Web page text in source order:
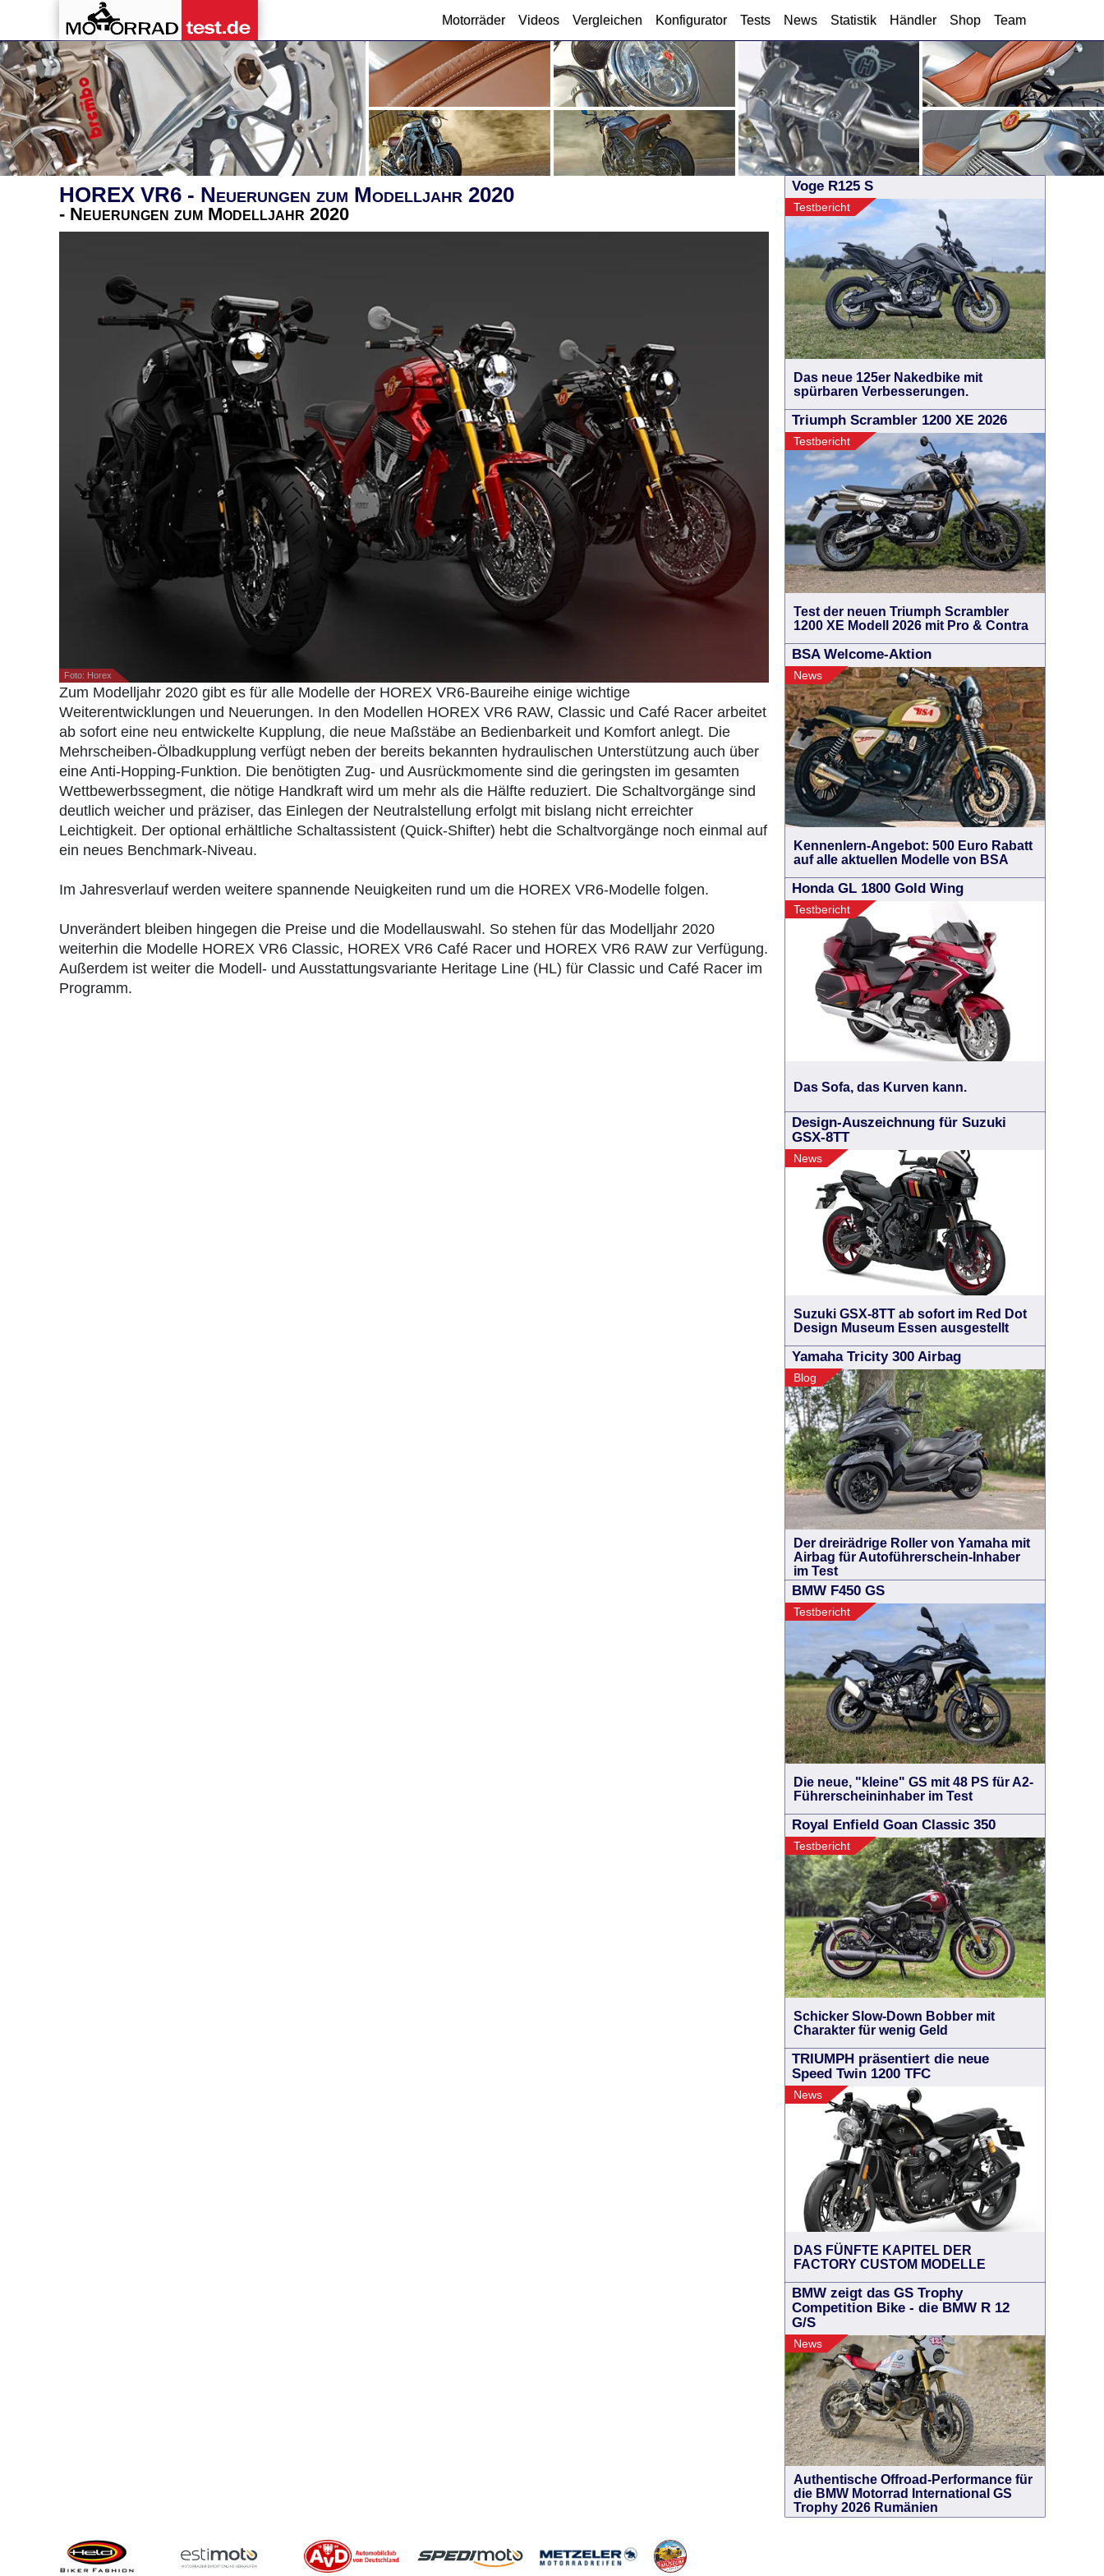
Motorräder Videos Vergleichen Konfigurator Tests News Statistik Händler Shop Team
HOREX VR6 - Neuerungen zum Modelljahr 2020
- Neuerungen zum Modelljahr 2020
Foto: Horex
Zum Modelljahr 2020 gibt es für alle Modelle der HOREX VR6-Baureihe einige wichtige
Weiterentwicklungen und Neuerungen. In den Modellen HOREX VR6 RAW, Classic und Café Racer arbeitet
ab sofort eine neu entwickelte Kupplung, die neue Maßstäbe an Bedienbarkeit und Komfort anlegt. Die
Mehrscheiben-Ölbadkupplung verfügt neben der bereits bekannten hydraulischen Unterstützung auch über
eine Anti-Hopping-Funktion. Die benötigten Zug- und Ausrückmomente sind die geringsten im gesamten
Wettbewerbssegment, die nötige Handkraft wird um mehr als die Hälfte reduziert. Die Schaltvorgänge sind
deutlich weicher und präziser, das Einlegen der Neutralstellung erfolgt mit bislang nicht erreichter
Leichtigkeit. Der optional erhältliche Schaltassistent (Quick-Shifter) hebt die Schaltvorgänge noch einmal auf
ein neues Benchmark-Niveau.
Im Jahresverlauf werden weitere spannende Neuigkeiten rund um die HOREX VR6-Modelle folgen.
Unverändert bleiben hingegen die Preise und die Modellauswahl. So stehen für das Modelljahr 2020
weiterhin die Modelle HOREX VR6 Classic, HOREX VR6 Café Racer und HOREX VR6 RAW zur Verfügung.
Außerdem ist weiter die Modell- und Ausstattungsvariante Heritage Line (HL) für Classic und Café Racer im
Programm.
Voge R125 S
Testbericht
Das neue 125er Nakedbike mit
spürbaren Verbesserungen.
Triumph Scrambler 1200 XE 2026
Testbericht
Test der neuen Triumph Scrambler
1200 XE Modell 2026 mit Pro & Contra
BSA Welcome-Aktion
News
Kennenlern-Angebot: 500 Euro Rabatt
auf alle aktuellen Modelle von BSA
Honda GL 1800 Gold Wing
Testbericht
Das Sofa, das Kurven kann.
Design-Auszeichnung für Suzuki
GSX-8TT
News
Suzuki GSX-8TT ab sofort im Red Dot
Design Museum Essen ausgestellt
Yamaha Tricity 300 Airbag
Blog
Der dreirädrige Roller von Yamaha mit
Airbag für Autoführerschein-Inhaber
im Test
BMW F450 GS
Testbericht
Die neue, "kleine" GS mit 48 PS für A2-
Führerscheininhaber im Test
Royal Enfield Goan Classic 350
Testbericht
Schicker Slow-Down Bobber mit
Charakter für wenig Geld
TRIUMPH präsentiert die neue
Speed Twin 1200 TFC
News
DAS FÜNFTE KAPITEL DER
FACTORY CUSTOM MODELLE
BMW zeigt das GS Trophy
Competition Bike - die BMW R 12
G/S
News
Authentische Offroad-Performance für
die BMW Motorrad International GS
Trophy 2026 Rumänien